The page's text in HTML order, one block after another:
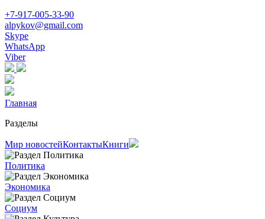
+7-917-005-33-90
alpykov@gmail.com
Skype
WhatsApp
Viber
Главная
Разделы
Мир новостейКонтактыКниги
Политика
Экономика
Социум